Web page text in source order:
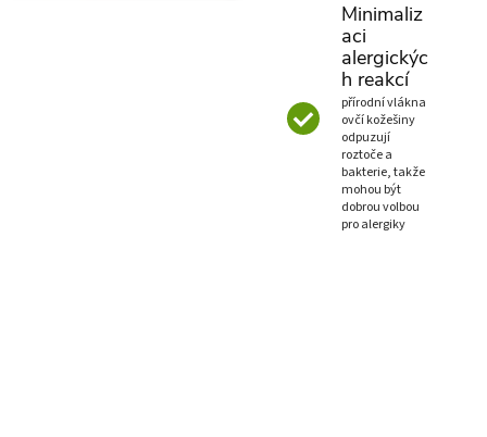
Minimaliz
aci
alergickýc
h reakcí
přírodní vlákna
ovčí kožešiny
odpuzují
roztoče a
bakterie, takže
mohou být
dobrou volbou
pro alergiky